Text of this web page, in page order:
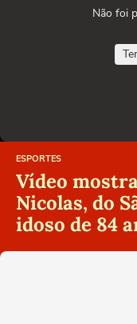
Não foi
ESPORTES
Vídeo
Nicolas, do
idoso de 84